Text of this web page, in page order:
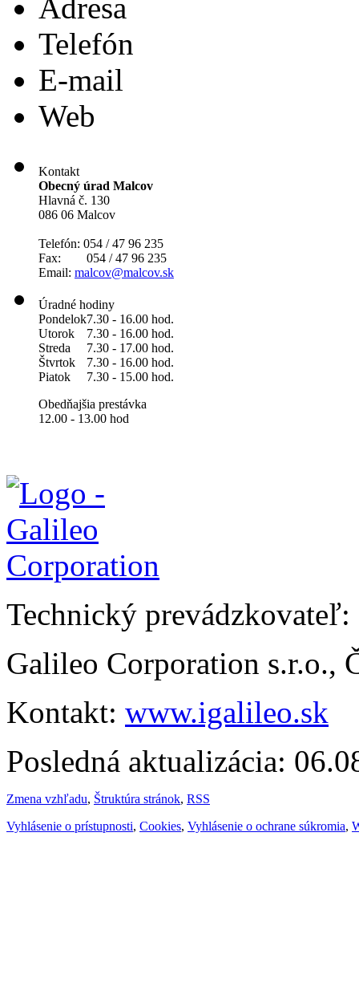
Adresa
Telefón
E-mail
Web
Kontakt
Obecný úrad Malcov
Hlavná č. 130
086 06 Malcov
Telefón: 054 / 47 96 235
Fax: 054 / 47 96 235
Email: malcov@malcov.sk
Úradné hodiny
Pondelok7.30 - 16.00 hod.
Utorok
7.30 - 16.00 hod.
Streda
7.30 - 17.00 hod.
Štvrtok
7.30 - 16.00 hod.
Piatok
7.30 - 15.00 hod.
Obedňajšia prestávka
12.00 - 13.00 hod
Technický prevádzkovateľ:
Galileo Corporation s.r.o.,
Kontakt: www.igalileo.sk
Posledná aktualizácia:
Zmena vzhľadu, Štruktúra stránok, RSS
Vyhlásenie o prístupnosti, Cookies, Vyhlásenie o ochrane súkromia,